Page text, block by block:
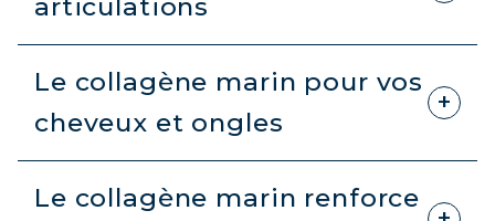
articulations
Le collagène marin pour vos
cheveux et ongles
Le collagène marin renforce